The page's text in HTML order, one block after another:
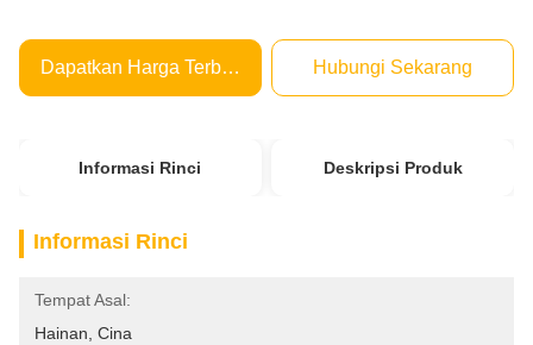
Dapatkan Harga Terbaik Hubungi Sekarang
Informasi Rinci Deskripsi Produk
Informasi Rinci
Tempat Asal:
Hainan, Cina